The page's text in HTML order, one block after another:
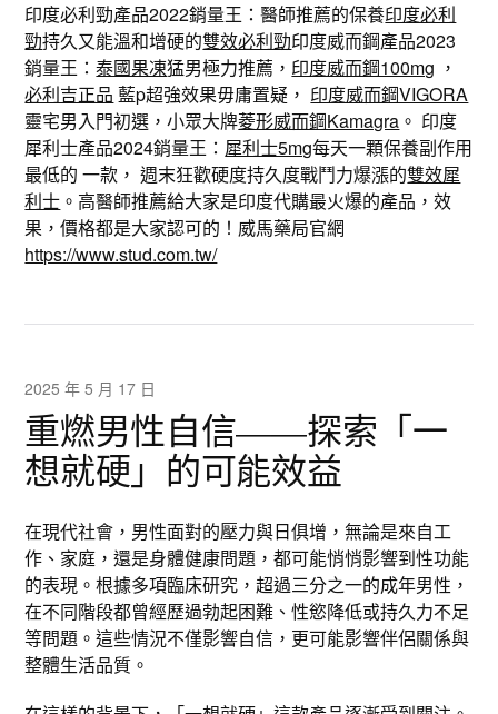
印度必利勁產品2022銷量王：醫師推薦的保養印度必利
勁持久又能溫和增硬的雙效必利勁印度威而鋼產品2023
銷量王：泰國果凍猛男極力推薦， 印度威而鋼100mg ，
必利吉正品 藍p超強效果毋庸置疑， 印度威而鋼VIGORA
靈宅男入門初選，小眾大牌菱形威而鋼Kamagra 。 印度
犀利士產品2024銷量王： 犀利士5mg每天一顆保養副作用
最低的 一款， 週末狂歡硬度持久度戰鬥力爆漲的雙效犀
利士 。高醫師推薦給大家是印度代購最火爆的產品，效
果，價格都是大家認可的！威馬藥局官網
https://www.stud.com.tw/
2025 年 5 月 17 日
重燃男性自信——探索「一
想就硬」的可能效益
在現代社會，男性面對的壓力與日俱增，無論是來自工
作、家庭，還是身體健康問題，都可能悄悄影響到性功能
的表現。根據多項臨床研究，超過三分之一的成年男性，
在不同階段都曾經歷過勃起困難、性慾降低或持久力不足
等問題。這些情況不僅影響自信，更可能影響伴侶關係與
整體生活品質。